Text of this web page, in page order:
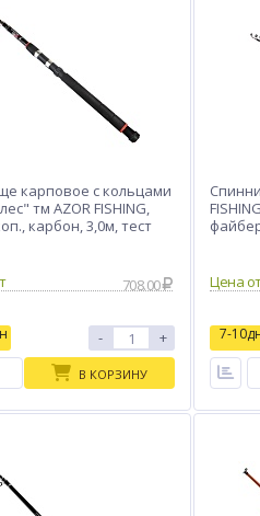
карповое с кольцами
тм AZOR FISHING,
карбон, 3,0м, тест
708.00
- +
В КОРЗИНУ
Цена
7-